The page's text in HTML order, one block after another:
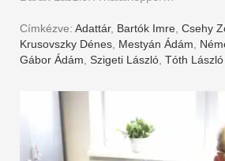
Címkézve: Adattár, Bartók Imre Csehy
Krusovszky Dénes Mestyán Ádám
Gábor Ádám
Szigeti László Tóth László